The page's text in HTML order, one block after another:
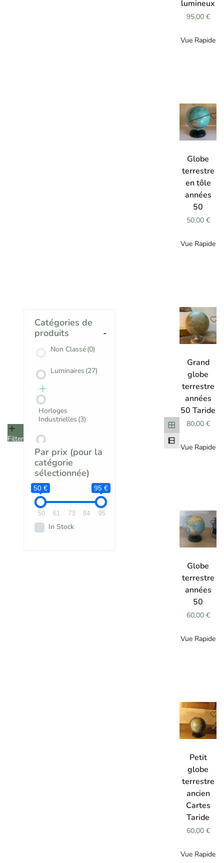
Filter
Catégories de
produits
-
Non Classé(0)
Luminaires (27)
Horloges
Industrielles (3)
Objets
Décoration(23)
Par prix (pour la
catégorie
sélectionnée)
50 € 95 €
50 61 73 84 95
In Stock
lumineux
95,00 €
Vue Rapide
AU
Globe
terrestre
en tôle
années
50
50,00 €
Vue Rapide
AU
PANIER
Grand
globe
terrestre
années
50 Taride
80,00 €
Vue Rapide
AU
Globe
terrestre
années
50
60,00 €
Vue Rapide
AU
PANIER
Petit
globe
terrestre
ancien
Cartes
Taride
60,00 €
Vue Rapide